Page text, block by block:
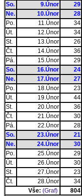
So.
9.Únor 29
Ne.
10.Únor 28
Po.
11.Únor 34
Út.
12.Únor 34
St.
13.Únor 26
Čt.
14.Únor 36
Pá.
15.Únor 29
So.
16.Únor 24
Ne.
17.Únor 27
Po.
18.Únor 23
Út.
19.Únor 44
St.
20.Únor 36
Čt.
21.Únor 30
Pá.
22.Únor 28
So.
23.Únor 21
Ne.
24.Únor 30
Po.
25.Únor 29
Út.
26.Únor 30
St.
27.Únor 23
Čt.
28.Únor 34
Vše: (Graf) 804